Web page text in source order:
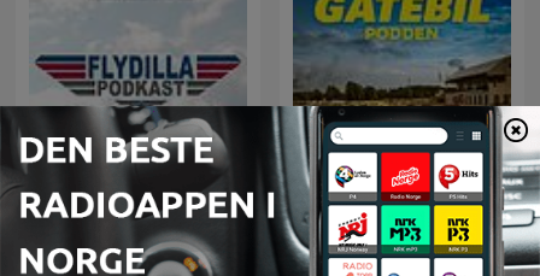
Flydilla GATEBILPODDEN